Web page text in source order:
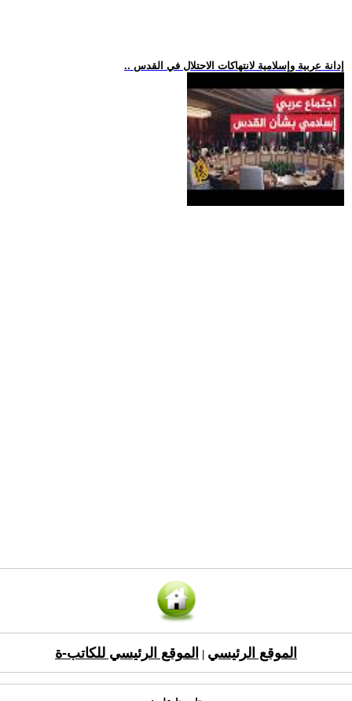
.. إدانة عربية وإسلامية لانتهاكات الاحتلال في القدس
الموقع الرئيسي الموقع الرئيسي للكاتب-ة